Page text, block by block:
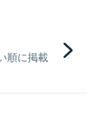
順に掲載